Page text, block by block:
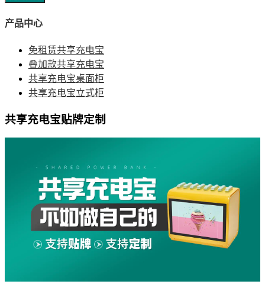
产品中心
免租赁共享充电宝
叠加款共享充电宝
共享充电宝桌面柜
共享充电宝立式柜
共享充电宝贴牌定制